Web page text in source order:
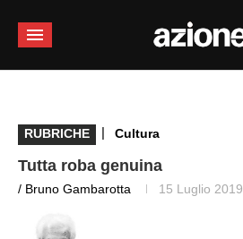
RUBRICHE | Cultura
Tutta roba genuina
/ Bruno Gambarotta 15 Luglio 2019